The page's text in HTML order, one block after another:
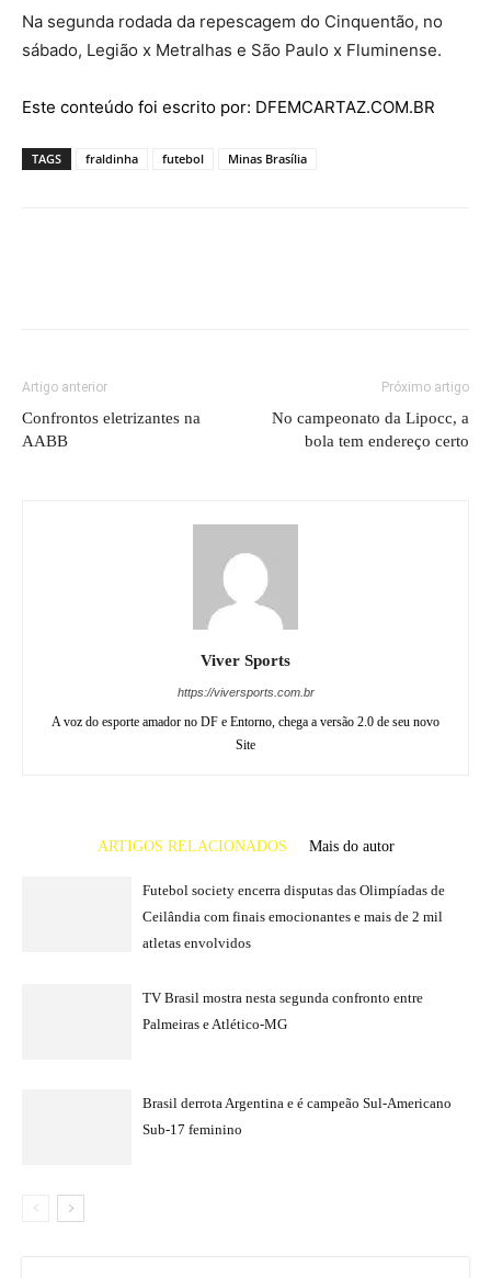
Na segunda rodada da repescagem do Cinquentão, no
sábado, Legião x Metralhas e São Paulo x Fluminense.
Este conteúdo foi escrito por: DFEMCARTAZ.COM.BR
TAGS fraldinha futebol Minas Brasília
Artigo anterior
Confrontos eletrizantes na
AABB
Próximo artigo
No campeonato da Lipocc, a
bola tem endereço certo
Viver Sports
https://viversports.com.br
A voz do esporte amador no DF e Entorno, chega a versão 2.0 de seu novo
Site
ARTIGOS RELACIONADOS Mais do autor
Futebol society encerra disputas das Olimpíadas de
Ceilândia com finais emocionantes e mais de 2 mil
atletas envolvidos
TV Brasil mostra nesta segunda confronto entre
Palmeiras e Atlético-MG
Brasil derrota Argentina e é campeão Sul-Americano
Sub-17 feminino